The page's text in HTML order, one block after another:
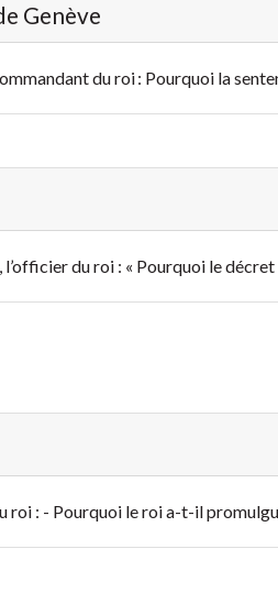
Genève
du roi : Pourquoi la
du roi : « Pourquoi le
roi : - Pourquoi le roi a-t-il